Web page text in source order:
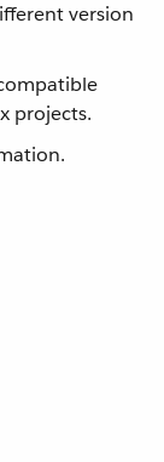
version
projects.